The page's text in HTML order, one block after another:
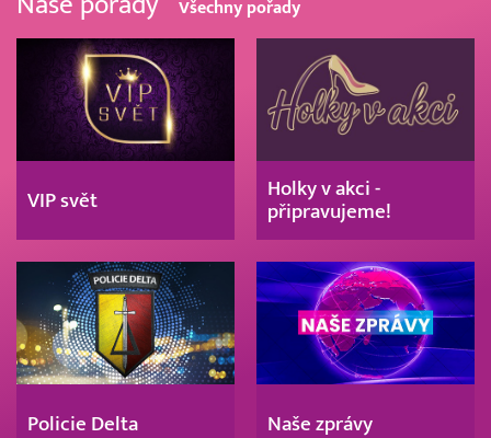
Všechny pořady
VIP svět
Holky v akci -
připravujeme!
Policie Delta Naše zprávy